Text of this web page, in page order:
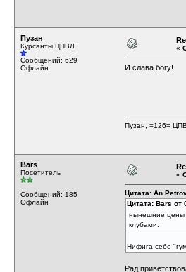
Пузан
Курсанты ЦПВЛ
Сообщений: 629
Офлайн
«
И слава богу!
Пузан, =126=
Bars
Посетитель
Сообщений: 185
Офлайн
«
Цитата:
Цитата: Bars от
нынешние цены
клубами.
Нифига себе
Рад